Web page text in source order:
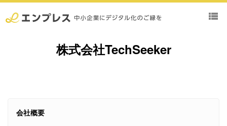
view_list
株式会社TechSeeker
会社概要